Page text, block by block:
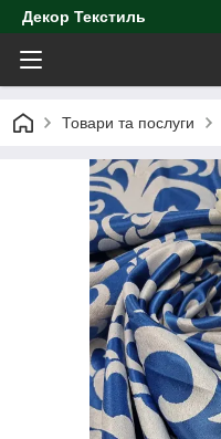
Декор Текстиль
Товари та послуги